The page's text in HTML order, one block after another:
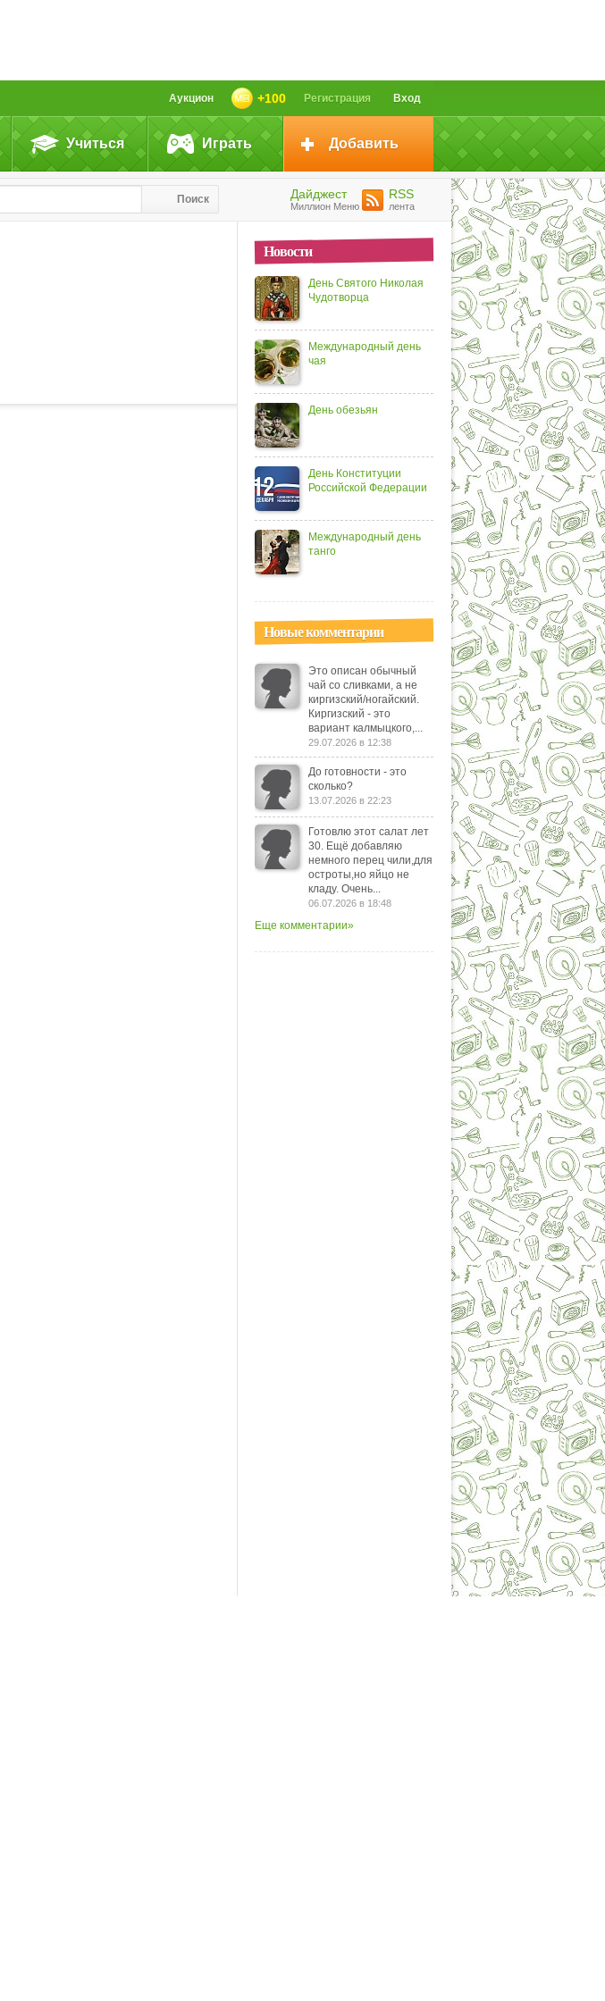
Вход
Регистрация
+100
Аукцион
Учиться Играть Добавить
Поиск Дайджест
Миллион Меню
RSS
лента
Новости
День Святого Николая
Чудотворца
Международный день
чая
День обезьян
День Конституции
Российской Федерации
Международный день
танго
Новые комментарии
Это описан обычный
чай со сливками, а не
киргизский/ногайский.
Киргизский - это
вариант калмыцкого,...
29.07.2026 в 12:38
До готовности - это
сколько?
13.07.2026 в 22:23
Готовлю этот салат лет
30. Ещё добавляю
немного перец чили,для
остроты,но яйцо не
кладу. Очень...
06.07.2026 в 18:48
Еще комментарии»